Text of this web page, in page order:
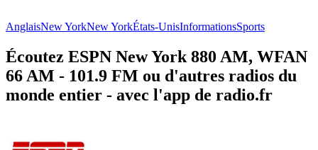
AnglaisNew YorkNew YorkÉtats-UnisInformationsSports
Écoutez ESPN New York 880 AM, WFAN
66 AM - 101.9 FM ou d'autres radios du
monde entier - avec l'app de radio.fr